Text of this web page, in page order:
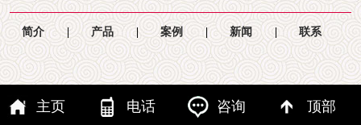
简介 | 产品 案例 新闻 联系
主页 电话 咨询 顶部